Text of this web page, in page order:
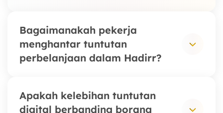
Bagaimanakah pekerja
menghantar tuntutan
perbelanjaan dalam Hadirr?
Pekerja membuka aplikasi Hadirr,
mengisi butiran perbelanjaan dan
Apakah kelebihan tuntutan
digital berbanding borang